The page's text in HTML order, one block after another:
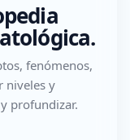
fenómenos,
niveles y
profundizar.